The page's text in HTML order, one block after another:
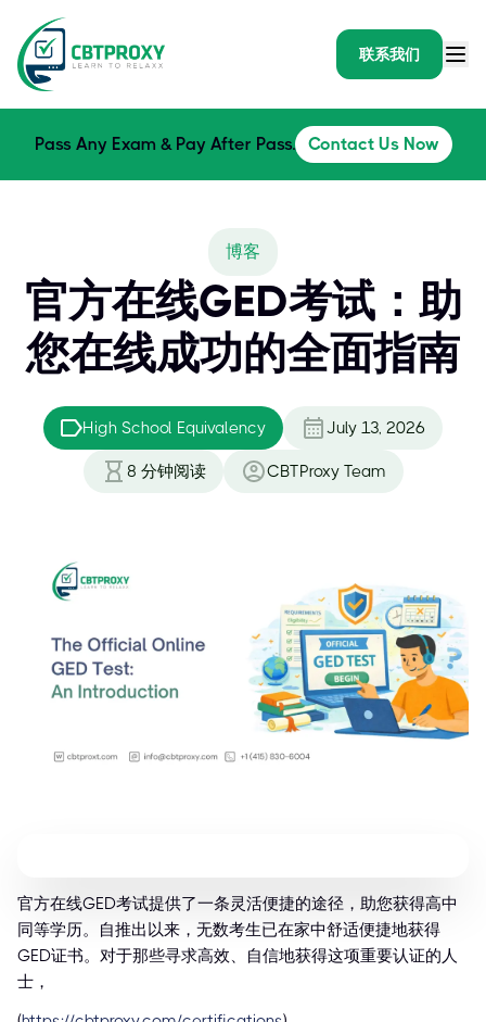
联系我们
Pass Any Exam & Pay After Pass. Contact Us Now
博客
官方在线GED考试：助
您在线成功的全面指南
High School Equivalency July 13, 2026
8 分钟阅读 CBTProxy Team
官方在线GED考试提供了一条灵活便捷的途径，助您获得高中
同等学历。自推出以来，无数考生已在家中舒适便捷地获得
GED证书。对于那些寻求高效、自信地获得这项重要认证的人
士，